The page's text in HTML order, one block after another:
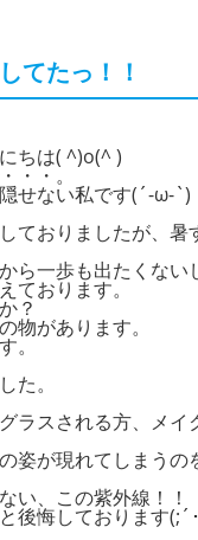
てたっ！！
ちは( ^)o(^ )
・・。
せない私です(´-ω-`)
ておりましたが、暑
ら一歩も出たくない
ております。
？
物があります。
。
た。
ラスされる方、メイ
姿が現れてしまうの
い、この紫外線！！
後悔しております(;´